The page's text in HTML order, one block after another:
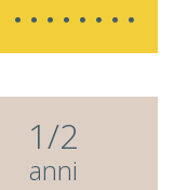
1/2
anni